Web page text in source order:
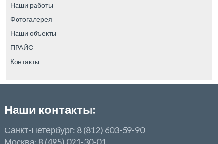
Наши работы
Фотогалерея
Наши объекты
ПРАЙС
Контакты
Наши контакты:
Санкт-Петербург: 8 (812) 603-59-90
Москва: 8 (495) 021-30-01